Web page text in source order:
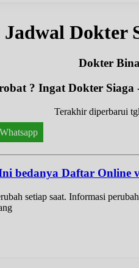
Jadwal Dokter
Dokter
? Ingat Dokter
Terakhir diperbarui
Whatsapp
bedanya Daftar Online
setiap saat. Informasi